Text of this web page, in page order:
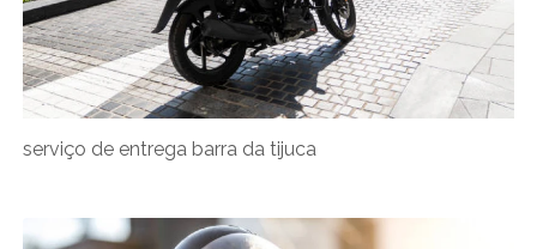
serviço de entrega barra da tijuca